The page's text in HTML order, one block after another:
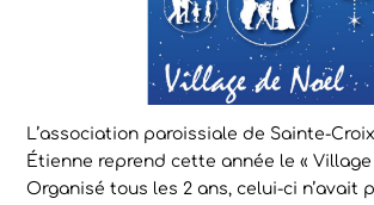
L’association paroissiale de Sainte-
Étienne reprend cette année le « Village
Organisé tous les 2 ans, celui-ci n’avait